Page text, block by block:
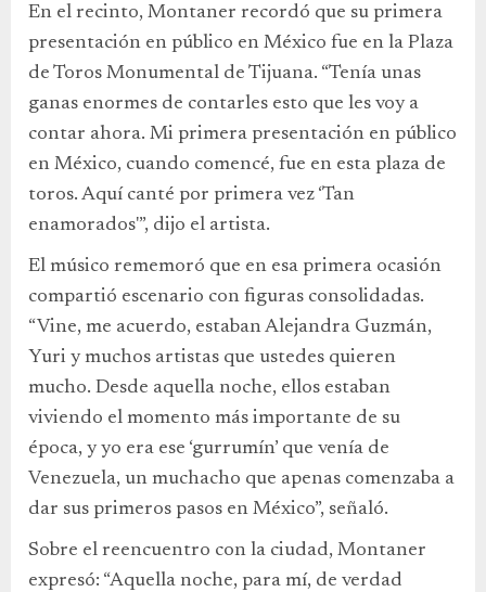
En el recinto, Montaner recordó que su primera
presentación en público en México fue en la Plaza
de Toros Monumental de Tijuana. “Tenía unas
ganas enormes de contarles esto que les voy a
contar ahora. Mi primera presentación en público
en México, cuando comencé, fue en esta plaza de
toros. Aquí canté por primera vez ‘Tan
enamorados'”, dijo el artista.
El músico rememoró que en esa primera ocasión
compartió escenario con figuras consolidadas.
“Vine, me acuerdo, estaban Alejandra Guzmán,
Yuri y muchos artistas que ustedes quieren
mucho. Desde aquella noche, ellos estaban
viviendo el momento más importante de su
época, y yo era ese ‘gurrumín’ que venía de
Venezuela, un muchacho que apenas comenzaba a
dar sus primeros pasos en México”, señaló.
Sobre el reencuentro con la ciudad, Montaner
expresó: “Aquella noche, para mí, de verdad